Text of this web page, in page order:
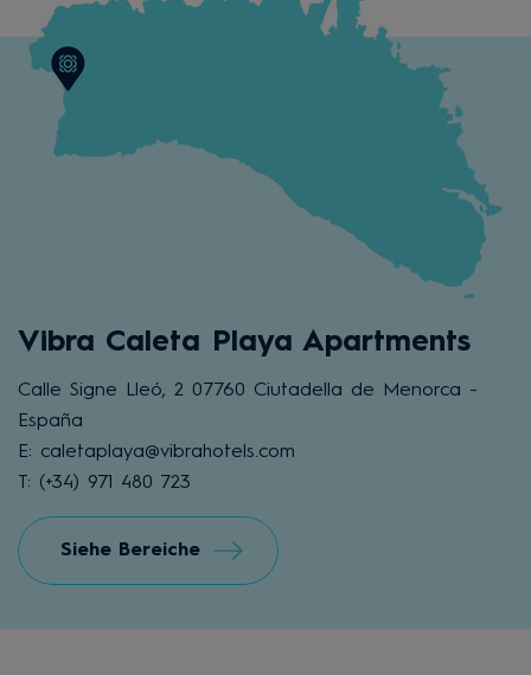
Vibra Caleta Playa Apartments
Calle Signe Lleó, 2 07760 Ciutadella de Menorca -
España
E: caletaplaya@vibrahotels.com
T: (+34) 971 480 723
Siehe Bereiche